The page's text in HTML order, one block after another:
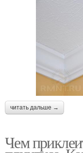
читать дальше →
Чем